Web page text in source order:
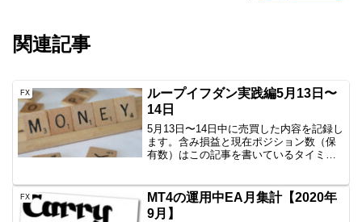
関連記事
FX
ループイフダン実践編5月13日〜
14日
5月13日〜14日中に売買した内容を記録し
ます。含み損益と現在ポジション数（保
有数）はこの記事を書いているタイミン
思いますので、公開です。AUD/JPY
B40 100...
FX
MT4の運用中EA月集計【2020年
9月】